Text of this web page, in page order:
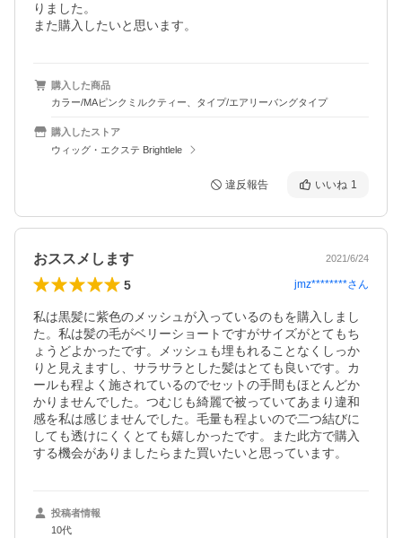
りました。
また購入したいと思います。
購入した商品
カラー/MAピンクミルクティー、タイプ/エアリーバングタイプ
購入したストア
ウィッグ・エクステ Brightlele
違反報告 いいね 1
おススメします 2021/6/24
5 jmz********さん
私は黒髪に紫色のメッシュが入っているのもを購入しまし
た。私は髪の毛がベリーショートですがサイズがとてもち
ょうどよかったです。メッシュも埋もれることなくしっか
りと見えますし、サラサラとした髪はとても良いです。カ
ールも程よく施されているのでセットの手間もほとんどか
かりませんでした。つむじも綺麗で被っていてあまり違和
感を私は感じませんでした。毛量も程よいので二つ結びに
しても透けにくくとても嬉しかったです。また此方で購入
する機会がありましたらまた買いたいと思っています。
投稿者情報
10代